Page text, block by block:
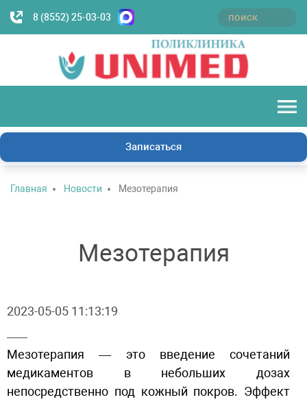
8 (8552) 25-03-03
Записаться
Главная Новости Мезотерапия
Мезотерапия
2023-05-05 11:13:19
Мезотерапия — это введение сочетаний
медикаментов в небольших дозах
непосредственно под кожный покров. Эффект